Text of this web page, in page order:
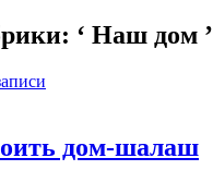
‘ Наш дом ’
дом-шалаш